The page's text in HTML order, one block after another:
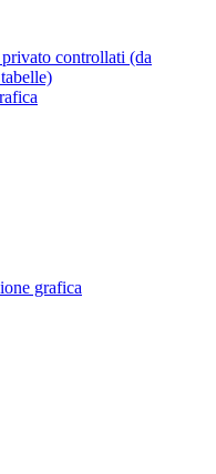
controllati (da
grafica